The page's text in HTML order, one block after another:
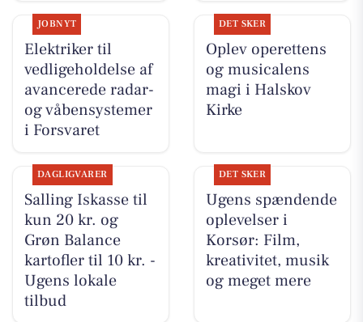
JOBNYT
Elektriker til
vedligeholdelse af
avancerede radar-
og våbensystemer
i Forsvaret
DET SKER
Oplev operettens
og musicalens
magi i Halskov
Kirke
DAGLIGVARER
Salling Iskasse til
kun 20 kr. og
Grøn Balance
kartofler til 10 kr. -
Ugens lokale
tilbud
DET SKER
Ugens spændende
oplevelser i
Korsør: Film,
kreativitet, musik
og meget mere